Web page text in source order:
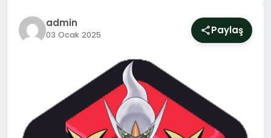
YAŞAM
EĞITIM
admin
03 Ocak 2025 Paylaş